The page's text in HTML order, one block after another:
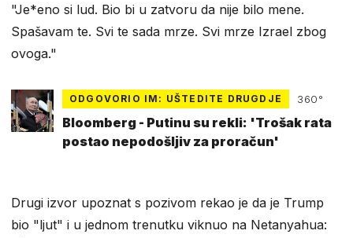
"Je*eno si lud. Bio bi u zatvoru da nije bilo mene.
Spašavam te. Svi te sada mrze. Svi mrze Izrael zbog
ovoga."
ODGOVORIO IM: UŠTEDITE DRUGDJE 360°
Bloomberg - Putinu su rekli: 'Trošak rata
postao nepodošljiv za proračun'
Drugi izvor upoznat s pozivom rekao je da je Trump
bio "ljut" i u jednom trenutku viknuo na Netanyahua: